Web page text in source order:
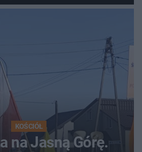
KOŚCIÓŁ
na Jasną Górę.